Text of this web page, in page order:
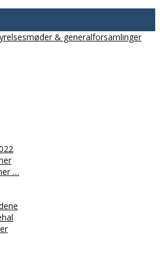
& generalforsamlinger
…